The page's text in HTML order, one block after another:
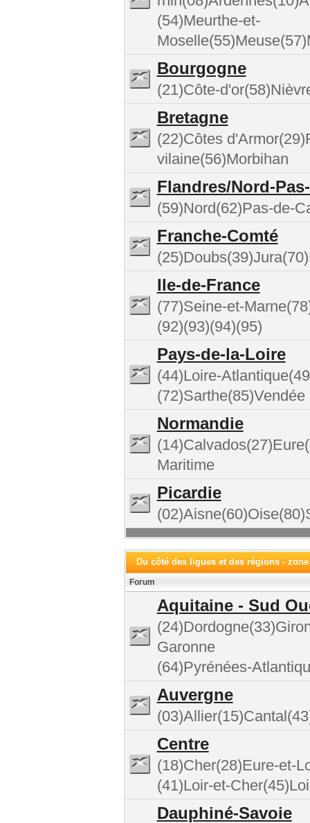
(54)Meurthe-et-
Bourgogne
(21)Côte-
Bretagne
(22)Côtes
vilaine(56)Morbihan
Flandres/Nord-
(59)Nord(62)Pas-de-
Franche-Comté
Ile-de-France
(77)Seine-et-
(92)(93)(94)(95)
Pays-de-la-Loire
(44)Loire-
(72)Sarthe(85)Vendée
Normandie
Maritime
Picardie
Du côté des ligues et des régions -
Forum
Aquitaine - Sud
Garonne
(64)Pyrénées-
Auvergne
Centre
(18)Cher(28)Eure-et-
(41)Loir-et-
Dauphiné-Savoie